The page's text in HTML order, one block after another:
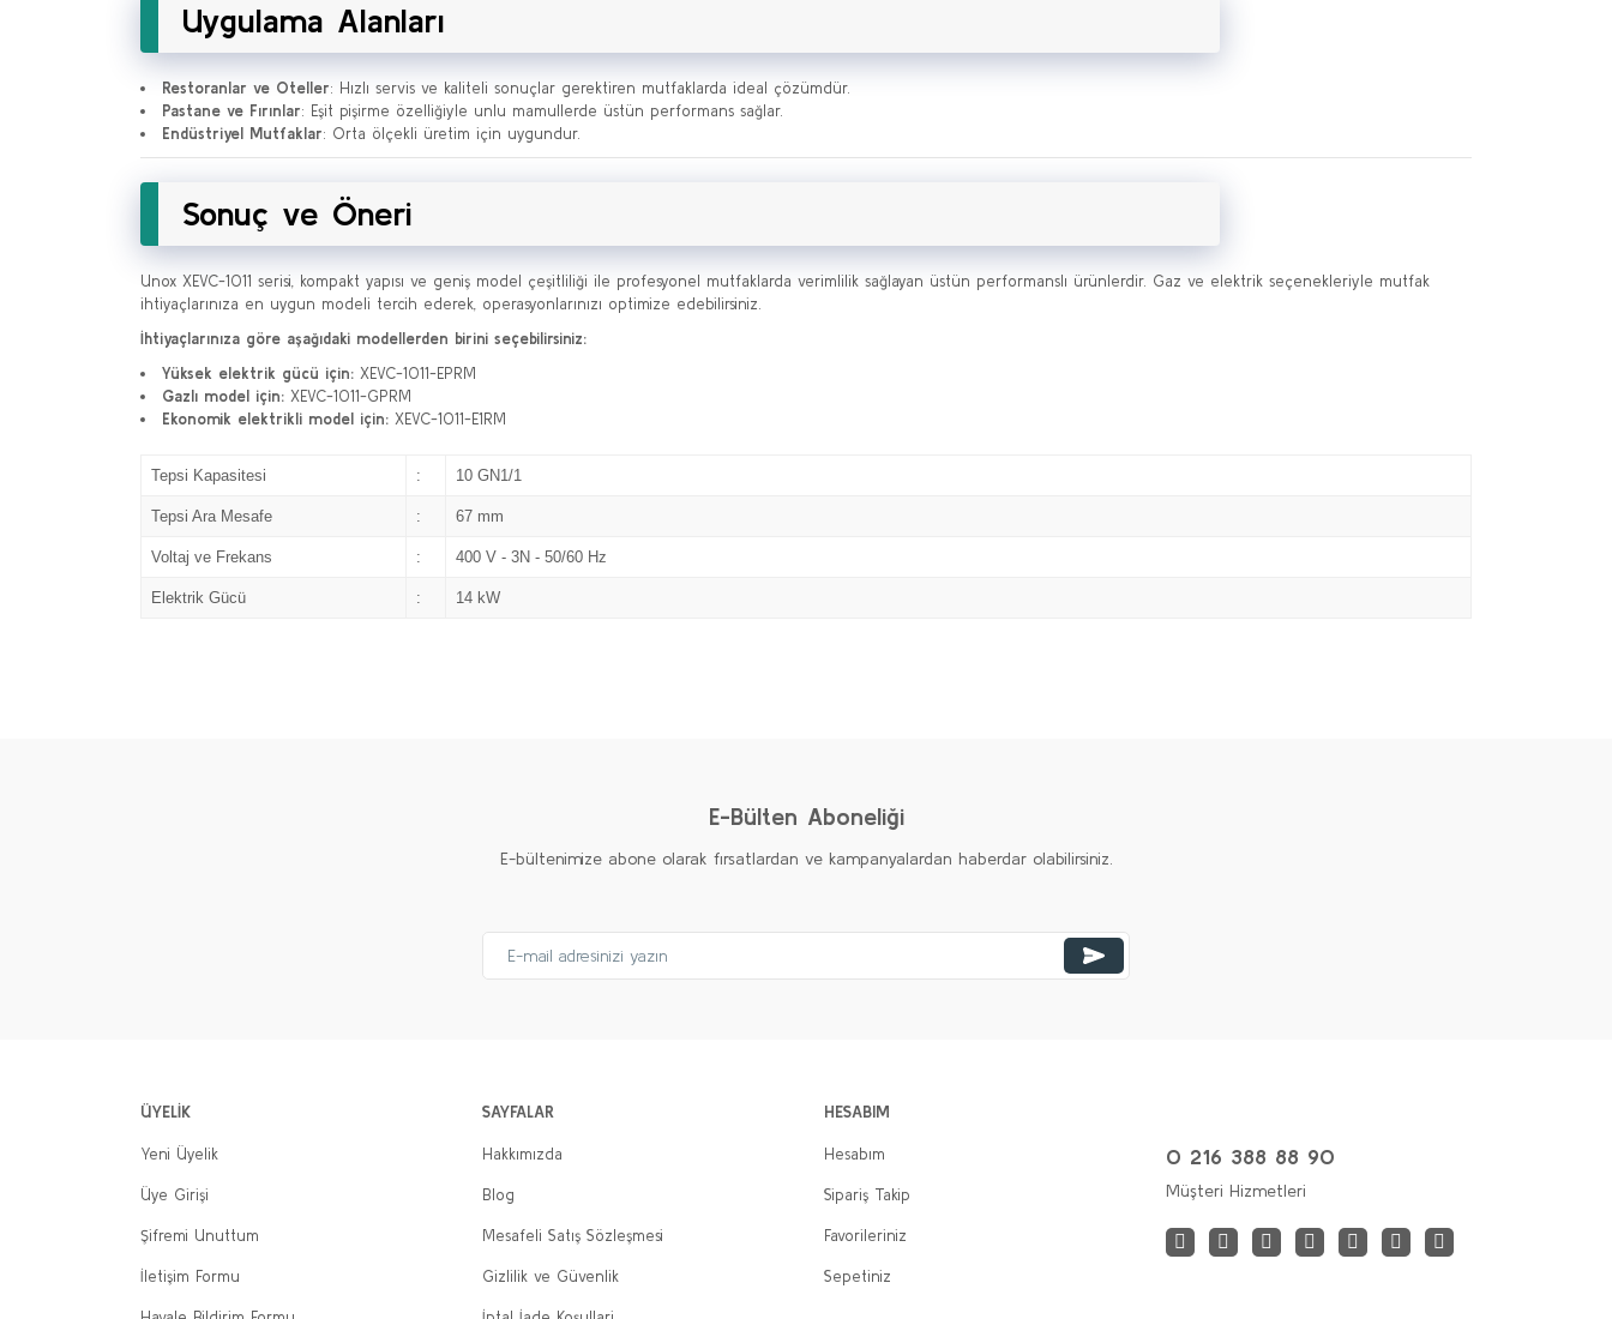
Uygulama Alanları
Restoranlar ve Oteller: Hızlı servis ve kaliteli sonuçlar gerektiren mutfaklarda ideal çözümdür.
Pastane ve Fırınlar: Eşit pişirme özelliğiyle unlu mamullerde üstün performans sağlar.
Endüstriyel Mutfaklar: Orta ölçekli üretim için uygundur.
Sonuç ve Öneri
Unox XEVC-1011 serisi, kompakt yapısı ve geniş model çeşitliliği ile profesyonel mutfaklarda verimlilik sağlayan üstün performanslı ürünlerdir. Gaz ve elektrik seçenekleriyle mutfak
ihtiyaçlarınıza en uygun modeli tercih ederek, operasyonlarınızı optimize edebilirsiniz.
İhtiyaçlarınıza göre aşağıdaki modellerden birini seçebilirsiniz:
Yüksek elektrik gücü için: XEVC-1011-EPRM
Gazlı model için: XEVC-1011-GPRM
Ekonomik elektrikli model için: XEVC-1011-E1RM
Tepsi Kapasitesi : 10 GN1/1
Tepsi Ara Mesafe : 67 mm
Voltaj ve Frekans : 400 V - 3N - 50/60 Hz
Elektrik Gücü : 14 kW
E-Bülten Aboneliği
E-bültenimize abone olarak fırsatlardan ve kampanyalardan haberdar olabilirsiniz.
ÜYELİK
Yeni Üyelik
Üye Girişi
Şifremi Unuttum
İletişim Formu
SAYFALAR
Hakkımızda
Blog
Mesafeli Satış Sözleşmesi
Gizlilik ve Güvenlik
HESABIM
Hesabım
Sipariş Takip
Favorileriniz
Sepetiniz
0 216 388 88 90
Müşteri Hizmetleri